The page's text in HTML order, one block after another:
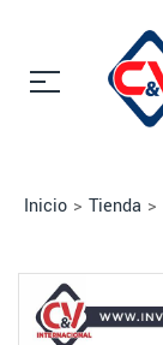
Inicio > Tienda >